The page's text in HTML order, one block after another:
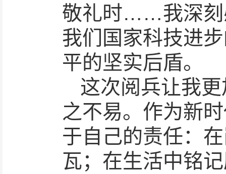
敬礼时……我深刻
我们国家科技进
平的坚实后盾。
这次阅兵让我
之不易。作为新
于自己的责任：
瓦；在生活中铭